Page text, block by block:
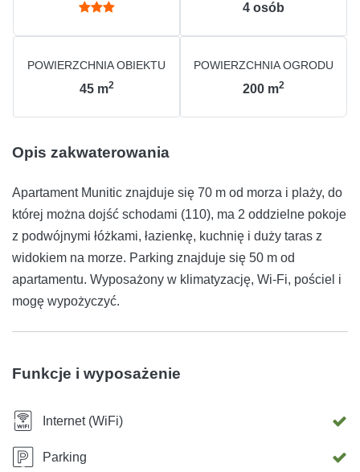
4 osób
POWIERZCHNIA OBIEKTU
45 m2
POWIERZCHNIA OGRODU
200 m2
Opis zakwaterowania
Apartament Munitic znajduje się 70 m od morza i plaży, do
której można dojść schodami (110), ma 2 oddzielne pokoje
z podwójnymi łóżkami, łazienkę, kuchnię i duży taras z
widokiem na morze. Parking znajduje się 50 m od
apartamentu. Wyposażony w klimatyzację, Wi-Fi, pościel i
mogę wypożyczyć.
Funkcje i wyposażenie
Internet (WiFi)
Parking